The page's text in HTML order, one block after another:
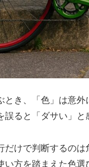
とき、「色」は意
誤ると「ダサい」と
だけで判断するの
い方を踏まえた色選